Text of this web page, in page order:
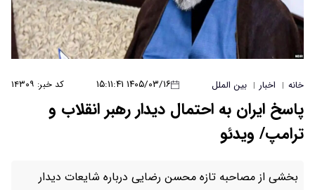
۱۴۰۵/۰۳/۱۶ ۱۵:۱۱:۴۱ کد خبر: ۱۴۳۰۹
دیدار رهبر انقلاب و
رضایی درباره شایعات دیدار